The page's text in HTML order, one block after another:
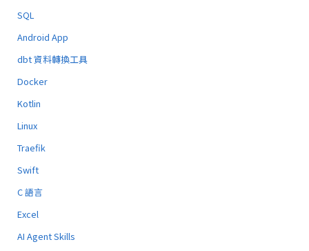
SQL
Android App
dbt 資料轉換工具
Docker
Kotlin
Linux
Traefik
Swift
C 語言
Excel
AI Agent Skills